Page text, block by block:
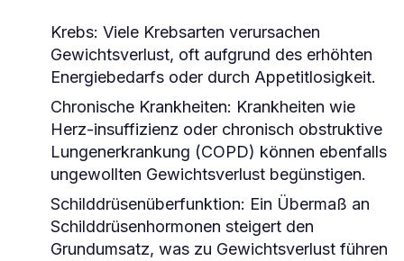
Krebs: Viele Krebsarten verursachen
Gewichtsverlust, oft aufgrund des erhöhten
Energiebedarfs oder durch Appetitlosigkeit.
Chronische Krankheiten: Krankheiten wie
Herz-insuffizienz oder chronisch obstruktive
Lungenerkrankung (COPD) können ebenfalls
ungewollten Gewichtsverlust begünstigen.
Schilddrüsenüberfunktion: Ein Übermaß an
Schilddrüsenhormonen steigert den
Grundumsatz, was zu Gewichtsverlust führen